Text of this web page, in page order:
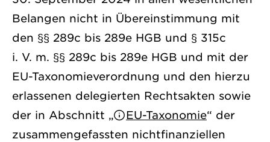
Belangen nicht in Übereinstimmung mit
den §§ 289c bis 289e HGB und § 315c
i. V. m. §§ 289c bis 289e HGB und mit der
EU-Taxonomieverordnung und den hierzu
erlassenen delegierten Rechtsakten sowie
der in Abschnitt „
EU-Taxonomie“ der
zusammengefassten nichtfinanziellen